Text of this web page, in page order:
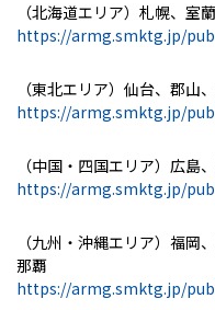
（北海道エリア）札幌、室
https://armg.smktg.jp/
（東北エリア）仙台、郡山
https://armg.smktg.jp/
（中国・四国エリア）広島
https://armg.smktg.jp/
（九州・沖縄エリア）福岡
那覇
https://armg.smktg.jp/